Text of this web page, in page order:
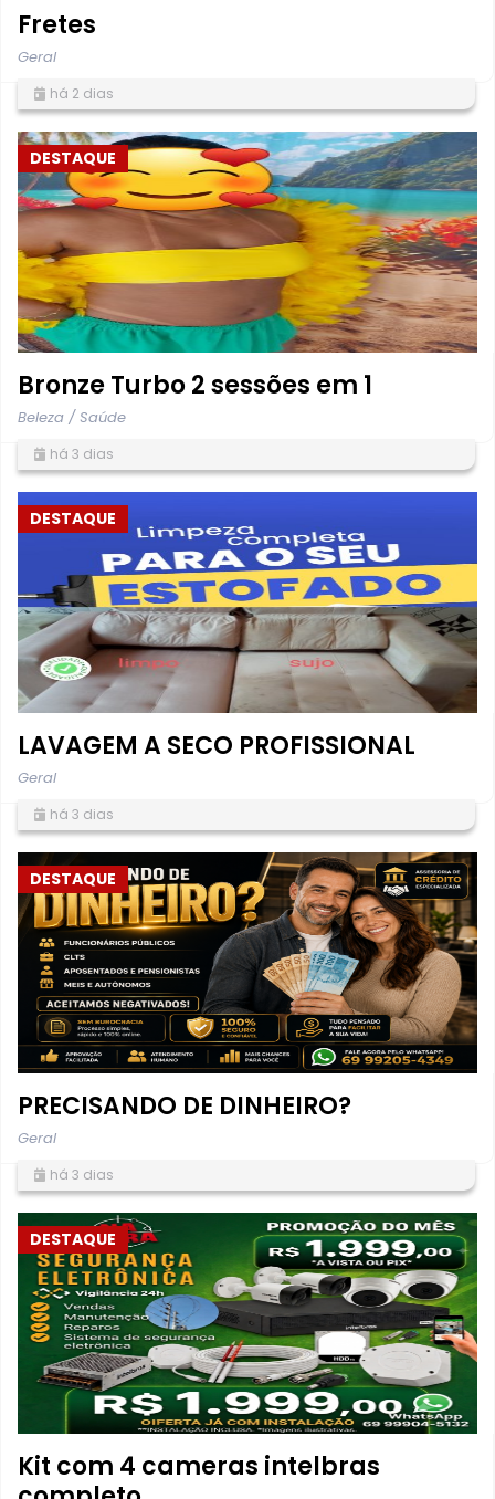
Fretes
Geral
há 2 dias
DESTAQUE
Bronze Turbo 2 sessões em 1
Beleza / Saúde
há 3 dias
DESTAQUE
LAVAGEM A SECO PROFISSIONAL
Geral
há 3 dias
DESTAQUE
PRECISANDO DE DINHEIRO?
Geral
há 3 dias
DESTAQUE
Kit com 4 cameras intelbras